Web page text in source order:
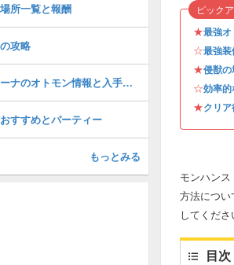
★最強
☆最強装
★侵獣
☆効率
★クリ
ピック
モンハン
方法につ
してくださ
目次
所一覧と報酬
攻略
イヴェルカーナのオトモン情報と入手方法・場所
すすめとパーティー
もっとみる